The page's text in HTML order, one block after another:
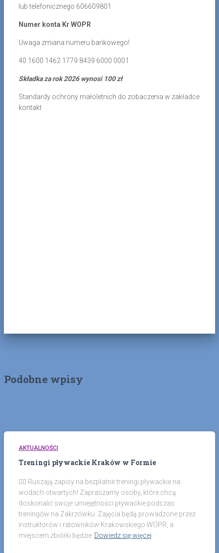
lub telefonicznego 606609801
Numer konta Kr WOPR
Uwaga zmiana numeru bankowego!
40 1600 1462 1779 8439 6000 0001
Składka za rok 2026 wynosi 100 zł
Standardy ochrony małoletnich do zobaczenia w zakładce
kontakt
Podobne wpisy
AKTUALNOŚCI
Treningi pływackie Kraków w Formie
🏊‍♀️ Ruszają zapisy na bezpłatne treningi pływackie na
wodach otwartych! Zapraszamy osoby, które chcą
doskonalić swoje umiejętności pływackie podczas
treningów na Zakrzówku. Zajęcia będą prowadzone przez
instruktorów i ratowników Krakowskiego WOPR, a
miejscem zbiórki będzie Dowiedz się więcej